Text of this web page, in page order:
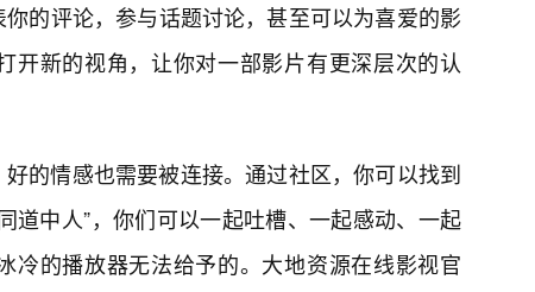
的评论，参与话题讨论，甚至可以为喜爱的影
开新的视角，让你对一部影片有更深层次的认
的情感也需要被连接。通过社区，你可以找到
道中人”，你们可以一起吐槽、一起感动、一起
冷的播放器无法给予的。大地资源在线影视官